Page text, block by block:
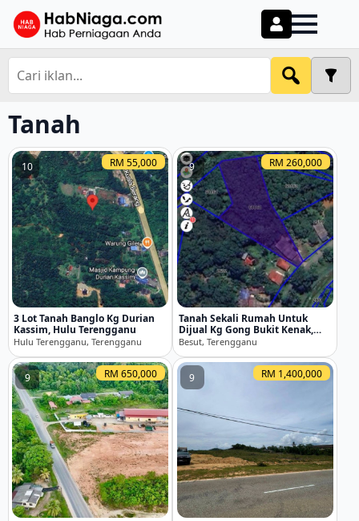
Tanah
10 RM 55,000
3 Lot Tanah Banglo Kg Durian
Kassim, Hulu Terengganu
Hulu Terengganu, Terengganu
9 RM 260,000
Tanah Sekali Rumah Untuk
Dijual Kg Gong Bukit Kenak,
Besut, Terengganu
Besut, Terengganu
9 RM 650,000 9 RM 1,400,000